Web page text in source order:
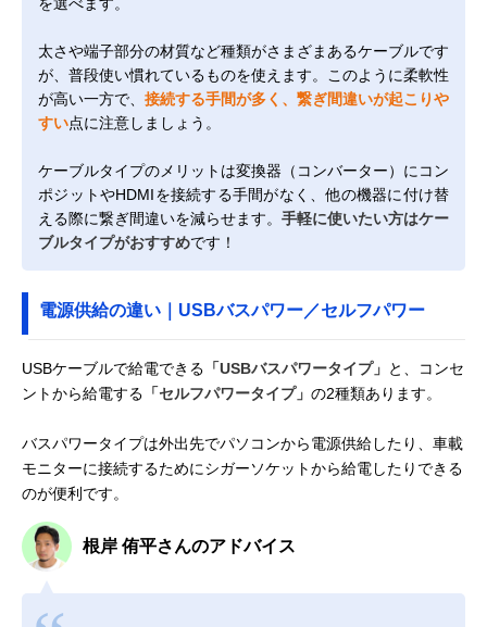
太さや端子部分の材質など種類がさまざまあるケーブルです
が、普段使い慣れているものを使えます。このように柔軟性
が高い一方で、 接続する手間が多く、繋ぎ間違いが起こりや
すい点に注意しましょう。
ケーブルタイプのメリットは変換器（コンバーター）にコン
ポジットやHDMIを接続する手間がなく、他の機器に付け替
える際に繋ぎ間違いを減らせます。 手軽に使いたい方はケー
ブルタイプがおすすめです！
電源供給の違い｜USBバスパワー／セルフパワー
USBケーブルで給電できる 「USBバスパワータイプ」 と、コンセ
ントから給電する 「セルフパワータイプ」 の2種類あります。
バスパワータイプは外出先でパソコンから電源供給したり、車載
モニターに接続するためにシガーソケットから給電したりできる
のが便利です。
根岸 侑平さんのアドバイス